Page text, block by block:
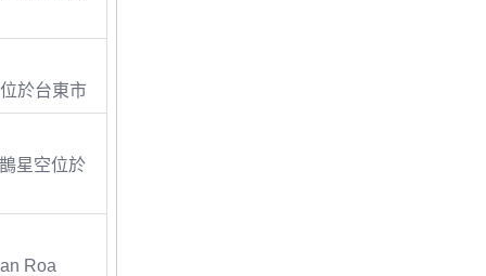
於台東市
星空位於
Roa